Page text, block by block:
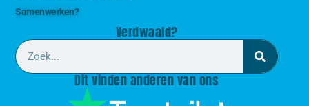
Samenwerken?
Verdwaald?
Dit vinden anderen van ons